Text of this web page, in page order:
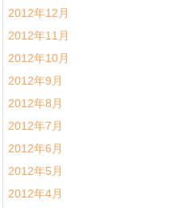
2012年12月
2012年11月
2012年10月
2012年9月
2012年8月
2012年7月
2012年6月
2012年5月
2012年4月